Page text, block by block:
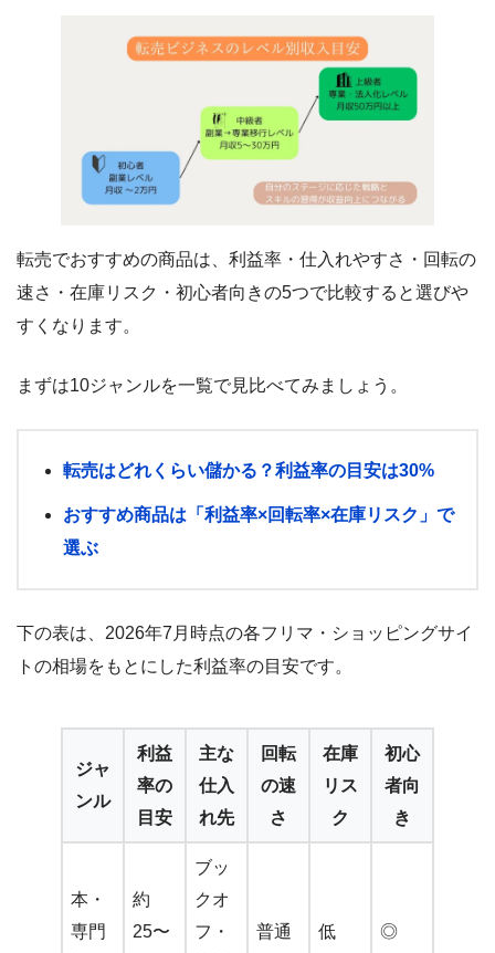
転売でおすすめの商品は、利益率・仕入れやすさ・回転の
速さ・在庫リスク・初心者向きの5つで比較すると選びや
すくなります。
まずは10ジャンルを一覧で見比べてみましょう。
転売はどれくらい儲かる？利益率の目安は30%
おすすめ商品は「利益率×回転率×在庫リスク」で
選ぶ
下の表は、2026年7月時点の各フリマ・ショッピングサイ
トの相場をもとにした利益率の目安です。
ジャ
ンル
利益
率の
目安
主な
仕入
れ先
回転
の速
さ
在庫
リス
ク
初心
者向
き
本・
専門
約
25〜
ブッ
クオ
フ・
普通 低 ◎